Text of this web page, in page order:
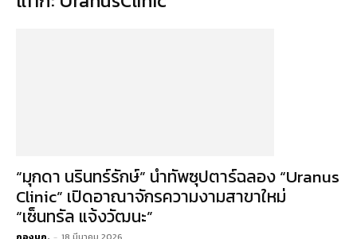
“มุกดา นรินทร์รักษ์” นำทัพซุปตาร์ฉลอง “Uranus
Clinic” เปิดอาณาจักรความงามสาขาใหม่
“เซ็นทรัล แจ้งวัฒนะ”